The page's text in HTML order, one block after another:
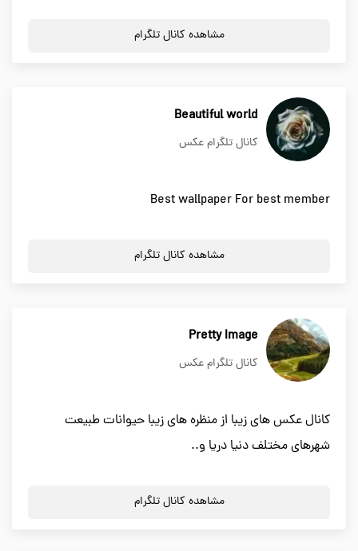
مشاهده کانال تلگرام
Beautiful world
کانال تلگرام عکس
Best wallpaper For best member
مشاهده کانال تلگرام
Pretty Image
کانال تلگرام عکس
کانال عکس های زیبا از منظره های زیبا حیوانات طبیعت
شهرهای مختلف دنیا دریا و..
مشاهده کانال تلگرام